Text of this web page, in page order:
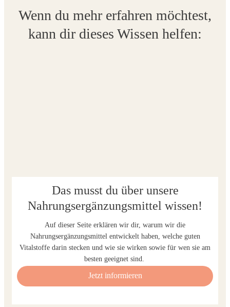
Wenn du mehr erfahren möchtest,
kann dir dieses Wissen helfen:
Das musst du über unsere
Nahrungsergänzungsmittel wissen!
Auf dieser Seite erklären wir dir, warum wir die
Nahrungsergänzungsmittel entwickelt haben, welche guten
Vitalstoffe darin stecken und wie sie wirken sowie für wen sie am
besten geeignet sind.
Jetzt informieren